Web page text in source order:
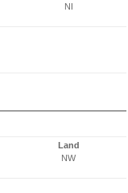
NI
Land
NW